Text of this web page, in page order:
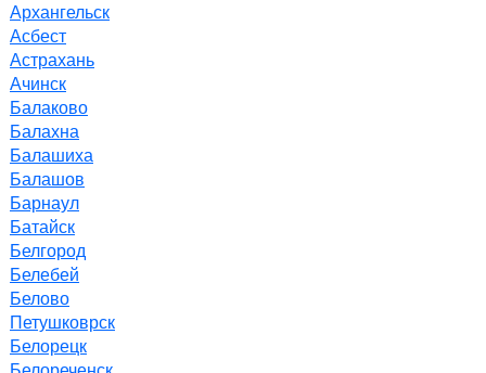
Архангельск
Асбест
Астрахань
Ачинск
Балаково
Балахна
Балашиха
Балашов
Барнаул
Батайск
Белгород
Белебей
Белово
Петушковрск
Белорецк